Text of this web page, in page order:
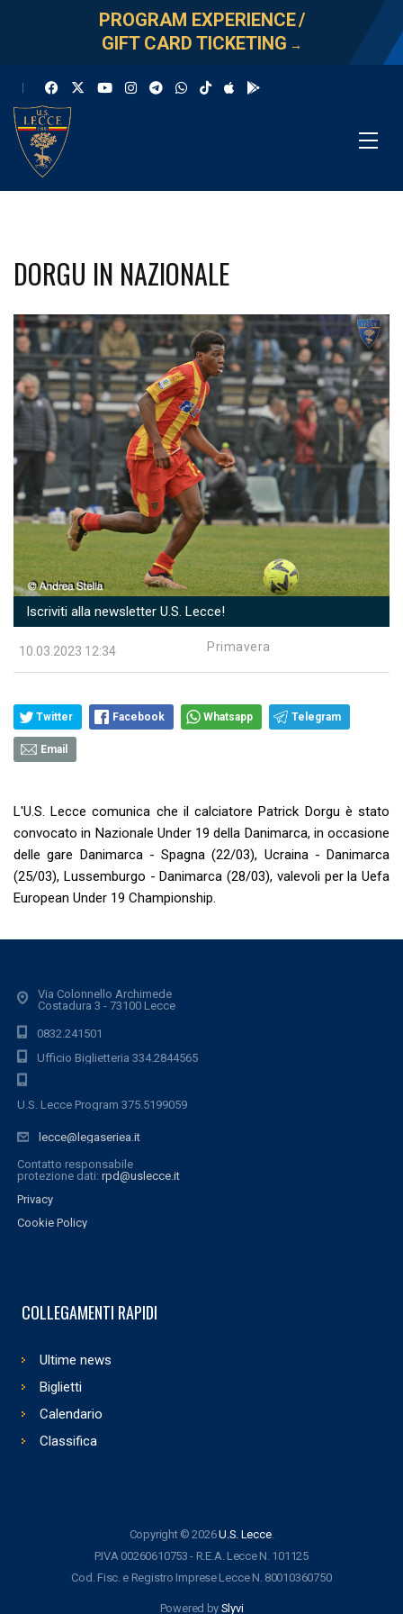
PROGRAM EXPERIENCE/
GIFT CARD TICKETING →
DORGU IN NAZIONALE
Iscriviti alla newsletter U.S. Lecce!
10.03.2023 12:34 Primavera
Twitter Facebook Whatsapp Telegram
Email
L'U.S. Lecce comunica che il calciatore Patrick Dorgu è stato
convocato in Nazionale Under 19 della Danimarca, in occasione
delle gare Danimarca - Spagna (22/03), Ucraina - Danimarca
(25/03), Lussemburgo - Danimarca (28/03), valevoli per la Uefa
European Under 19 Championship.
Via Colonnello Archimede
Costadura 3 - 73100 Lecce
0832.241501
Ufficio Biglietteria 334.2844565
U.S. Lecce Program 375.5199059
lecce@legaseriea.it
Contatto responsabile
protezione dati: rpd@uslecce.it
Privacy
Cookie Policy
COLLEGAMENTI RAPIDI
Ultime news
Biglietti
Calendario
Classifica
Copyright © 2026U.S. Lecce.
P.IVA 00260610753 - R.E.A. Lecce N. 101125
Cod. Fisc. e Registro Imprese Lecce N. 80010360750
Powered by Slyvi